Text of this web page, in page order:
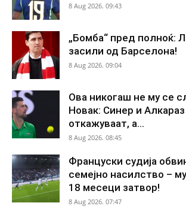
8 Aug 2026. 09:43
„Бомба“ пред полноќ:
засили од Барселона!
8 Aug 2026. 09:04
Ова никогаш не му се
Новак: Синер и
откажуваат, а...
8 Aug 2026. 08:45
Француски судија
семејно насилство –
18 месеци затвор!
8 Aug 2026. 07:47